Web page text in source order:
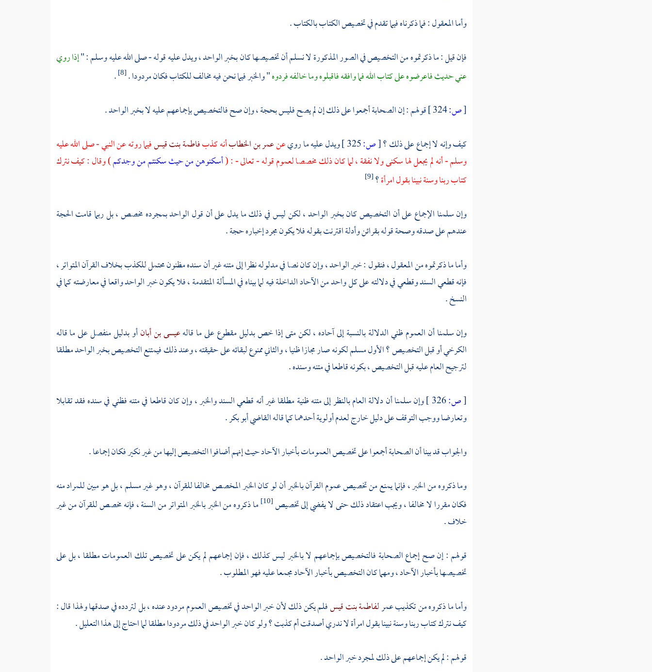
وأما المعقول : فما ذكرناه فيما تقدم في تخصيص الكتاب بالكتاب .
فإن قيل : ما ذكرتموه من التخصيص في الصور المذكورة لا نسلم أن تخصيصها كان بخبر الواحد ، ويدل عليه قوله - صلى الله عليه وسلم : "إذا روي
عني حديث فاعرضوه على كتاب الله فما وافقه فاقبلوه وما خالفه فردوه" والخبر فيما نحن فيه مخالف للكتاب فكان مردودا . [8]
.
[ص:
قولهم : إن الصحابة أجمعوا على ذلك إن لم يصح فليس بحجة ، وإن صح فالتخصيص بإجماعهم عليه لا بخبر الواحد .
كيف وإنه لا إجماع على ذلك ؟[ص: ويدل عليه ما رويعنعمر بن الخطابأنه كذبفاطمة بنت قيسفيما روته عن النبي - صلى الله عليه
وسلم - أنه لم يجعل لها سكنى ولا نفقة ، لما كان ذلك مخصصا لعموم قوله - تعالى - : (أسكنوهن من حيث سكنتم من وجدكم) وقال : كيف نترك
كتاب ربنا وسنة نبينا بقول امرأة؟ [9]
وإن سلمنا الإجماع على أن التخصيص كان بخبر الواحد ، لكن ليس في ذلك ما يدل على أن قول الواحد بمجرده مخصص ، بل ربما قامت الحجة
عندهم على صدقه وصحة قوله بقرائن وأدلة اقترنت بقوله فلا يكون مجرد إخباره حجة .
وأما ما ذكرتموه من المعقول ، فنقول : خبر الواحد ، وإن كان نصا في مدلوله نظرا إلى متنه غير أن سنده مظنون محتمل للكذب بخلاف القرآن المتواتر ،
فإنه قطعي السند وقطعي في دلالته على كل واحد من الآحاد الداخلة فيه لما بيناه في المسألة المتقدمة ، فلا يكون خبر الواحد واقعا في معارضته كما في
النسخ .
وإن سلمنا أن العموم ظني الدلالة بالنسبة إلى آحاده ، لكن متى إذا خص بدليل مقطوع على ما قالهعيسى بن أبانأو بدليل منفصل على ما قاله
الكرخيأو قبل التخصيص ؟ الأول مسلم لكونه صار مجازا ظنيا ، والثاني ممنوع لبقائه على حقيقته ، وعند ذلك فيمتنع التخصيص بخبر الواحد مطلقا
لترجيح العام عليه قبل التخصيص ، بكونه قاطعا في متنه وسنده .
[ص:326 ]
وإن سلمنا أن دلالة العام بالنظر إلى متنه ظنية مطلقا غير أنه قطعي السند والخبر ، وإن كان قاطعا في متنه فظني في سنده فقد تقابلا
وتعارضا ووجب التوقف على دليل خارج لعدم أولوية أحدهما كما قالهالقاضي أبو بكر.
والجواب قد بينا أن الصحابة أجمعوا على تخصيص العمومات بأخبار الآحاد حيث إنهم أضافوا التخصيص إليها من غير نكير فكان إجماعا .
وما ذكروه من الخبر ، فإنما يمنع من تخصيص عموم القرآن بالخبر أن لو كان الخبر المخصص مخالفا للقرآن ، وهو غير مسلم ، بل هو مبين للمراد منه
فكان مقررا لا مخالفا ، ويجب اعتقاد ذلك حتى لا يفضي إلى تخصيص [10]
ما ذكروه من الخبر بالخبر المتواتر من السنة ، فإنه مخصص للقرآن من غير
خلاف .
قولهم : إن صح إجماع الصحابة فالتخصيص بإجماعهم لا بالخبر ليس كذلك ، فإن إجماعهم لم يكن على تخصيص تلك العمومات مطلقا ، بل على
تخصيصها بأخبار الآحاد ، ومهما كان التخصيص بأخبار الآحاد مجمعا عليه فهو المطلوب .
وأما ما ذكروه من تكذيبعمرلفاطمة بنت قيسفلم يكن ذلك لأن خبر الواحد في تخصيص العموم مردود عنده ، بل لتردده في صدقها ولهذا قال :
كيف نترك كتاب ربنا وسنة نبينا بقول امرأة لا ندري أصدقت أم كذبت ؟ ولو كان خبر الواحد في ذلك مردودا مطلقا لما احتاج إلى هذا التعليل .
قولهم : لم يكن إجماعهم على ذلك لمجرد خبر الواحد .